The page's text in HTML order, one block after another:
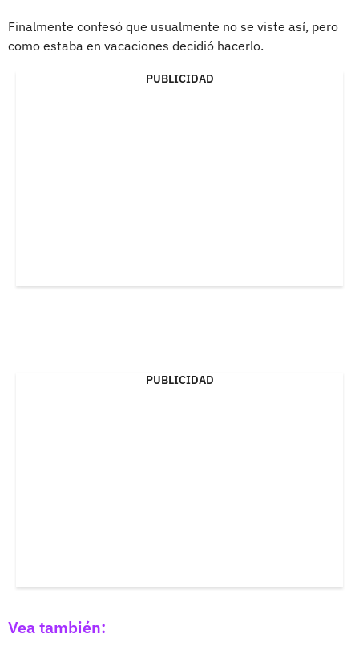
Finalmente confesó que usualmente no se viste así, pero
como estaba en vacaciones decidió hacerlo.
PUBLICIDAD
PUBLICIDAD
Vea también: